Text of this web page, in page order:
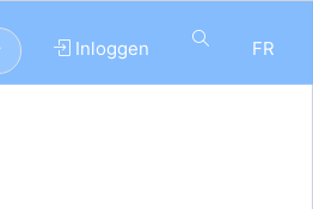
FR
Inloggen